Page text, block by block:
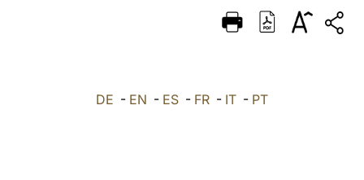
ITALIANO
DE - EN - ES - FR - IT - PT